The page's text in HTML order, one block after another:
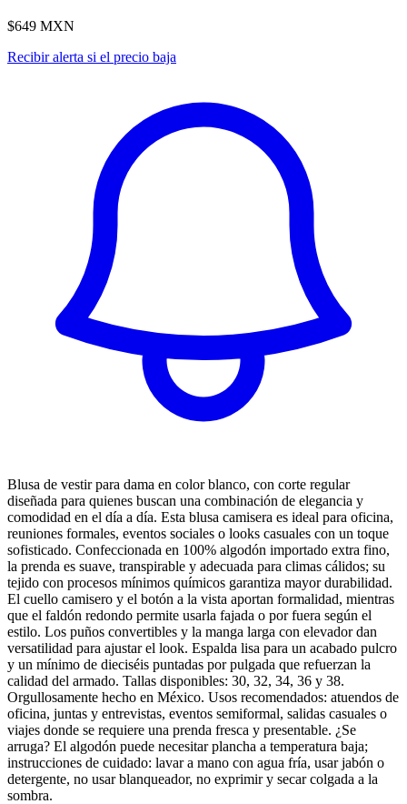
$649 MXN
Recibir alerta si el precio baja
Blusa de vestir para dama en color blanco, con corte regular
diseñada para quienes buscan una combinación de elegancia y
comodidad en el día a día. Esta blusa camisera es ideal para oficina,
reuniones formales, eventos sociales o looks casuales con un toque
sofisticado. Confeccionada en 100% algodón importado extra fino,
la prenda es suave, transpirable y adecuada para climas cálidos; su
tejido con procesos mínimos químicos garantiza mayor durabilidad.
El cuello camisero y el botón a la vista aportan formalidad, mientras
que el faldón redondo permite usarla fajada o por fuera según el
estilo. Los puños convertibles y la manga larga con elevador dan
versatilidad para ajustar el look. Espalda lisa para un acabado pulcro
y un mínimo de dieciséis puntadas por pulgada que refuerzan la
calidad del armado. Tallas disponibles: 30, 32, 34, 36 y 38.
Orgullosamente hecho en México. Usos recomendados: atuendos de
oficina, juntas y entrevistas, eventos semiformal, salidas casuales o
viajes donde se requiere una prenda fresca y presentable. ¿Se
arruga? El algodón puede necesitar plancha a temperatura baja;
instrucciones de cuidado: lavar a mano con agua fría, usar jabón o
detergente, no usar blanqueador, no exprimir y secar colgada a la
sombra.